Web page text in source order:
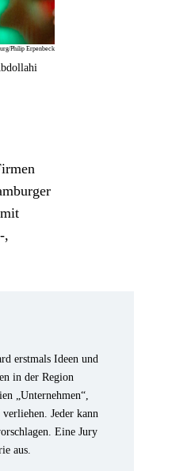
Philip Erpenbeck
,
erstmals Ideen und
in der Region
„Unternehmen“,
Jeder kann
Eine Jury
aus.